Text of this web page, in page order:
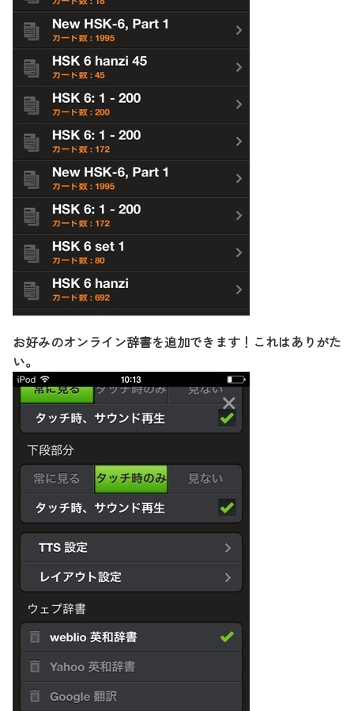
お好みのオンライン辞書を追加できます！これはありがた
い。